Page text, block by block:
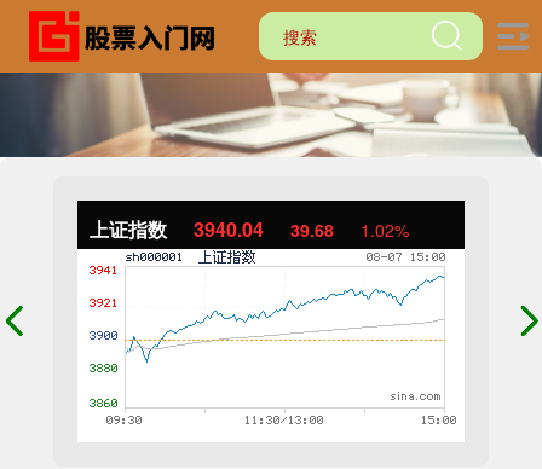
上证指数 3940.04 39.68 1.02%